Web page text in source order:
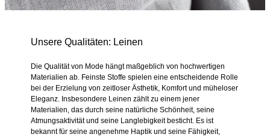
Unsere Qualitäten: Leinen
Die Qualität von Mode hängt maßgeblich von hochwertigen
Materialien ab. Feinste Stoffe spielen eine entscheidende Rolle
bei der Erzielung von zeitloser Ästhetik, Komfort und müheloser
Eleganz. Insbesondere Leinen zählt zu einem jener
Materialien, das durch seine natürliche Schönheit, seine
Atmungsaktivität und seine Langlebigkeit besticht. Es ist
bekannt für seine angenehme Haptik und seine Fähigkeit,